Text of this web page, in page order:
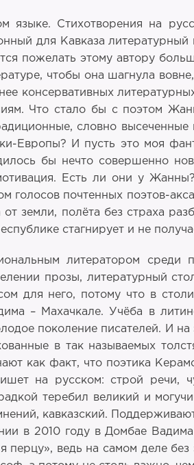
языке. Стихотворения на
для Кавказа
пожелать этому автору
чтобы она шагнула
консервативных
Что стало бы с поэтом
словно
Европы? И пусть это моя
бы нечто совершенно
Есть ли они у
голосов почтенных поэтов-
земли, полёта без страха
стагнирует и не
литератором среди
прозы, литературный
для него, потому что в
– Махачкале. Учёба в
поколение писателей. И на
в так называемых
как факт, что поэтика
на русском: строй речи,
теребил великий и
кавказский.
в 2010 году в Домбае
ведь на самом деле